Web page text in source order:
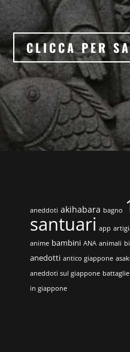
CLICCA PER
aneddoti akihabara bagno
santuari app
anime bambini ANA animali
anedotti antico giappone
aneddoti sul giappone battaglie
in giappone